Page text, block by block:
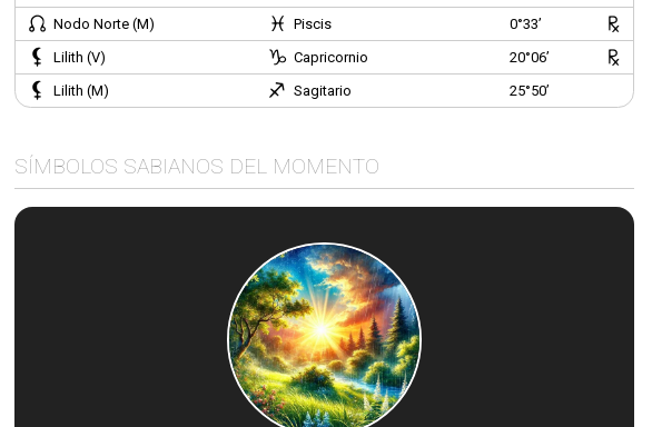
Nodo Norte (M)
Piscis
0°33’
Lilith (V)
Capricornio
20°06’
Lilith (M)
Sagitario 25°50’
SÍMBOLOS SABIANOS DEL MOMENTO